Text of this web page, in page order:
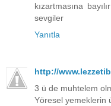
kızartmasına
sevgiler
Yanıtla
http://
3 ü de muhtelem
Yöresel yemeklerin